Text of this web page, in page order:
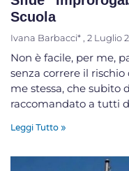
Scuola
Ivana Barbacci* 2 Luglio
Non è facile, per me,
senza correre il
me stessa, che subito
raccomandato a tutti
Leggi Tutto »